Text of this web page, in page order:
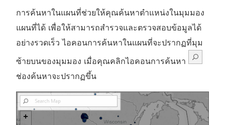
การค้นหาในแผนที่ช่วยให้คุณค้นหาตำแหน่งในมุมมอง
แผนที่ได้ เพื่อให้สามารถสำรวจและตรวจสอบข้อมูลได้
อย่างรวดเร็ว ไอคอนการค้นหาในแผนที่จะปรากฏที่มุม
ซ้ายบนของมุมมอง เมื่อคุณคลิกไอคอนการค้นหา
ช่องค้นหาจะปรากฏขึ้น